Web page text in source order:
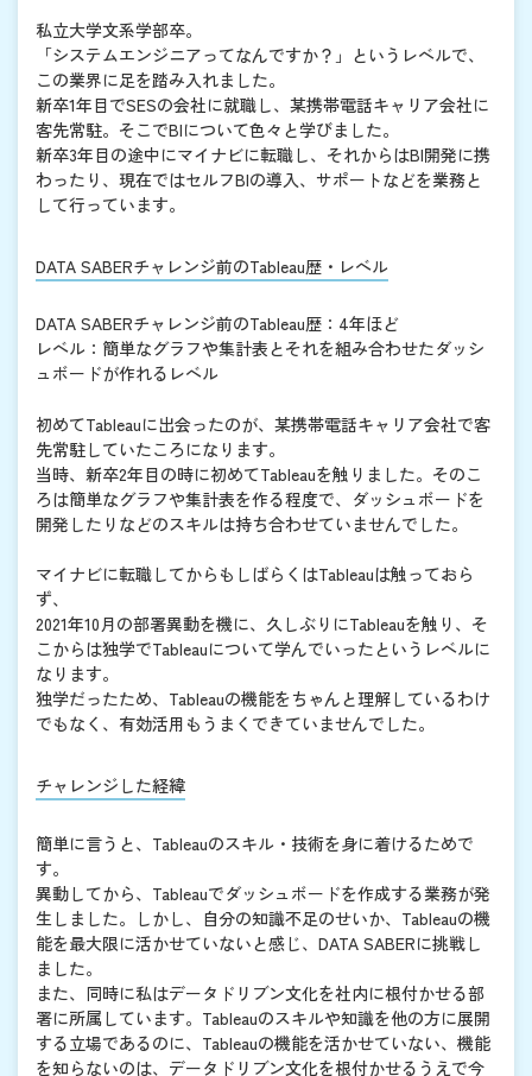
私立大学文系学部卒。
「システムエンジニアってなんですか？」というレベルで、
この業界に足を踏み入れました。
新卒1年目でSESの会社に就職し、某携帯電話キャリア会社に
客先常駐。そこでBIについて色々と学びました。
新卒3年目の途中にマイナビに転職し、それからはBI開発に携
わったり、現在ではセルフBIの導入、サポートなどを業務と
して行っています。
DATA SABERチャレンジ前のTableau歴・レベル
DATA SABERチャレンジ前のTableau歴：4年ほど
レベル：簡単なグラフや集計表とそれを組み合わせたダッシ
ュボードが作れるレベル
初めてTableauに出会ったのが、某携帯電話キャリア会社で客
先常駐していたころになります。
当時、新卒2年目の時に初めてTableauを触りました。そのこ
ろは簡単なグラフや集計表を作る程度で、ダッシュボードを
開発したりなどのスキルは持ち合わせていませんでした。
マイナビに転職してからもしばらくはTableauは触っておら
ず、
2021年10月の部署異動を機に、久しぶりにTableauを触り、そ
こからは独学でTableauについて学んでいったというレベルに
なります。
独学だったため、Tableauの機能をちゃんと理解しているわけ
でもなく、有効活用もうまくできていませんでした。
チャレンジした経緯
簡単に言うと、Tableauのスキル・技術を身に着けるためで
す。
異動してから、Tableauでダッシュボードを作成する業務が発
生しました。しかし、自分の知識不足のせいか、Tableauの機
能を最大限に活かせていないと感じ、DATA SABERに挑戦し
ました。
また、同時に私はデータドリブン文化を社内に根付かせる部
署に所属しています。Tableauのスキルや知識を他の方に展開
する立場であるのに、Tableauの機能を活かせていない、機能
を知らないのは、データドリブン文化を根付かせるうえで今